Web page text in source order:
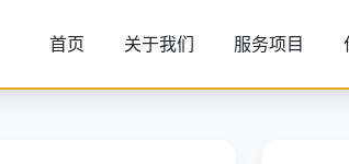
首页 关于我们 服务项目